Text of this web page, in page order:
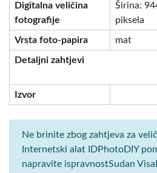
Digitalna veličina
fotografije
Širina:
piksela
Vrsta foto-papira mat
Detaljni zahtjevi
Izvor
Ne brinite zbog zahtjeva za
Internetski alat IDPhotoDIY
napravite ispravnostSudan